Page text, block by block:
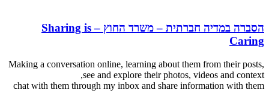
הסברה במדיה חברתית – משרד החוץ – Sharing is
Caring
Making a conversation online, learning about them from their posts,
see and explore their photos, videos and context,
chat with them through my inbox and share information with them